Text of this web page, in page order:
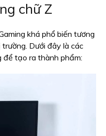
chữ Z
khá phổ biến tương
Dưới đây là các
để tạo ra thành phẩm: